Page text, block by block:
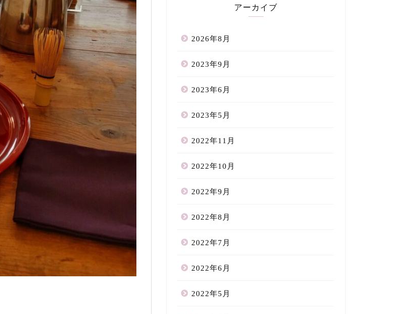
アーカイブ
2026年8月
2023年9月
2023年6月
2023年5月
2022年11月
2022年10月
2022年9月
2022年8月
2022年7月
2022年6月
2022年5月